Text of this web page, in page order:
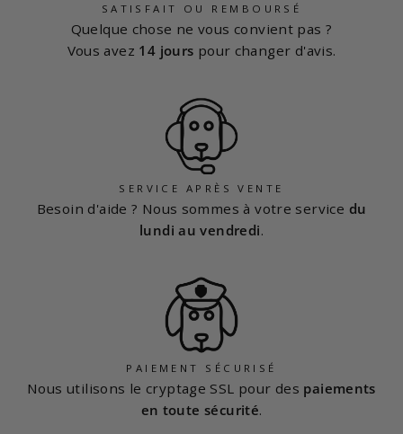
SATISFAIT OU REMBOURSÉ
Quelque chose ne vous convient pas ?
Vous avez 14 jours pour changer d'avis.
SERVICE APRÈS VENTE
Besoin d'aide ? Nous sommes à votre service du
lundi au vendredi.
PAIEMENT SÉCURISÉ
Nous utilisons le cryptage SSL pour des paiements
en toute sécurité.